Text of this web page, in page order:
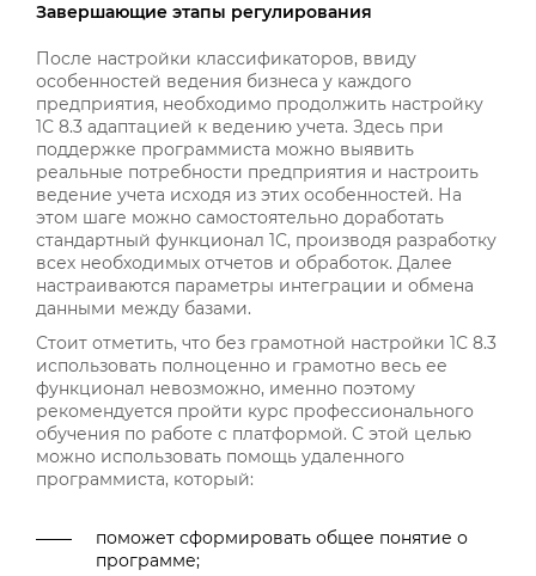
Завершающие этапы регулирования
После настройки классификаторов, ввиду
особенностей ведения бизнеса у каждого
предприятия, необходимо продолжить настройку
1С 8.3 адаптацией к ведению учета. Здесь при
поддержке программиста можно выявить
реальные потребности предприятия и настроить
ведение учета исходя из этих особенностей. На
этом шаге можно самостоятельно доработать
стандартный функционал 1С, производя разработку
всех необходимых отчетов и обработок. Далее
настраиваются параметры интеграции и обмена
данными между базами.
Стоит отметить, что без грамотной настройки 1С 8.3
использовать полноценно и грамотно весь ее
функционал невозможно, именно поэтому
рекомендуется пройти курс профессионального
обучения по работе с платформой. С этой целью
можно использовать помощь удаленного
программиста, который:
поможет сформировать общее понятие о
программе;